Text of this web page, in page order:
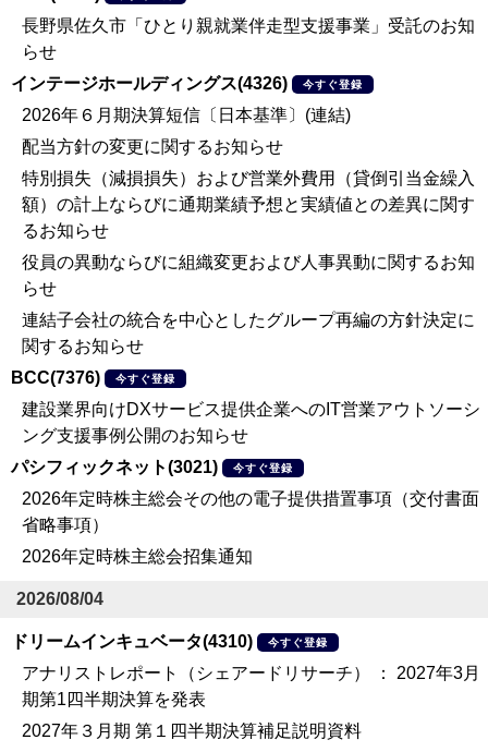
長野県佐久市「ひとり親就業伴走型支援事業」受託のお知
らせ
インテージホールディングス(4326)
今すぐ登録
2026年６月期決算短信〔日本基準〕(連結)
配当方針の変更に関するお知らせ
特別損失（減損損失）および営業外費用（貸倒引当金繰入
額）の計上ならびに通期業績予想と実績値との差異に関す
るお知らせ
役員の異動ならびに組織変更および人事異動に関するお知
らせ
連結子会社の統合を中心としたグループ再編の方針決定に
関するお知らせ
BCC(7376)
今すぐ登録
建設業界向けDXサービス提供企業へのIT営業アウトソーシ
ング支援事例公開のお知らせ
パシフィックネット(3021)
今すぐ登録
2026年定時株主総会その他の電子提供措置事項（交付書面
省略事項）
2026年定時株主総会招集通知
2026/08/04
ドリームインキュベータ(4310) 今すぐ登録
アナリストレポート（シェアードリサーチ） ： 2027年3月
期第1四半期決算を発表
2027年３月期 第１四半期決算補足説明資料